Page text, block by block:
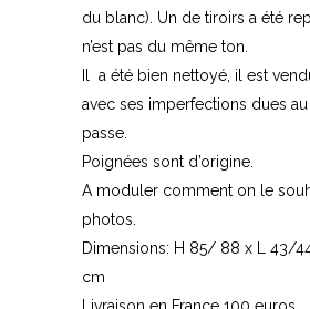
du blanc). Un de tiroirs a été
n’est pas du même ton.
Il a été bien nettoyé, il est
avec ses imperfections dues
passe.
Poignées sont d’origine.
A moduler comment on le
photos.
Dimensions: H 85/ 88 x L 43/
cm